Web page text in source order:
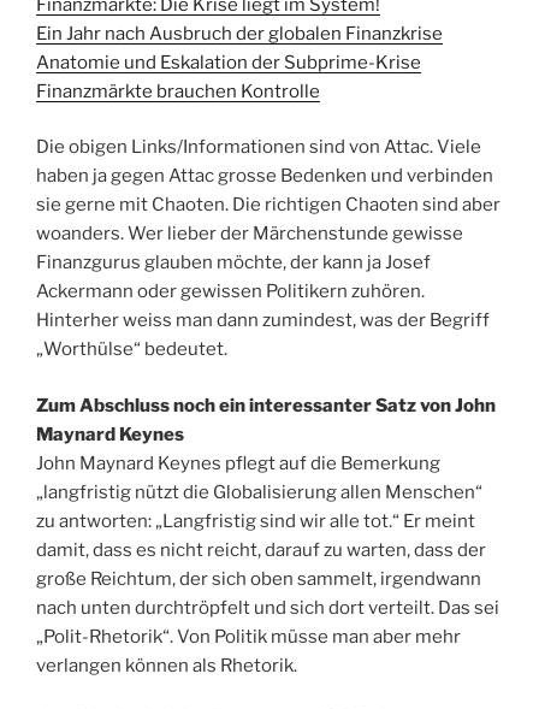
Finanzmärkte: Die Krise liegt im System!
Ein Jahr nach Ausbruch der globalen Finanzkrise
Anatomie und Eskalation der Subprime-Krise
Finanzmärkte brauchen Kontrolle
Die obigen Links/Informationen sind von Attac. Viele
haben ja gegen Attac grosse Bedenken und verbinden
sie gerne mit Chaoten. Die richtigen Chaoten sind aber
woanders. Wer lieber der Märchenstunde gewisse
Finanzgurus glauben möchte, der kann ja Josef
Ackermann oder gewissen Politikern zuhören.
Hinterher weiss man dann zumindest, was der Begriff
„Worthülse“ bedeutet.
Zum Abschluss noch ein interessanter Satz von John
Maynard Keynes
John Maynard Keynes pflegt auf die Bemerkung
„langfristig nützt die Globalisierung allen Menschen“
zu antworten: „Langfristig sind wir alle tot.“ Er meint
damit, dass es nicht reicht, darauf zu warten, dass der
große Reichtum, der sich oben sammelt, irgendwann
nach unten durchtröpfelt und sich dort verteilt. Das sei
„Polit-Rhetorik“. Von Politik müsse man aber mehr
verlangen können als Rhetorik.